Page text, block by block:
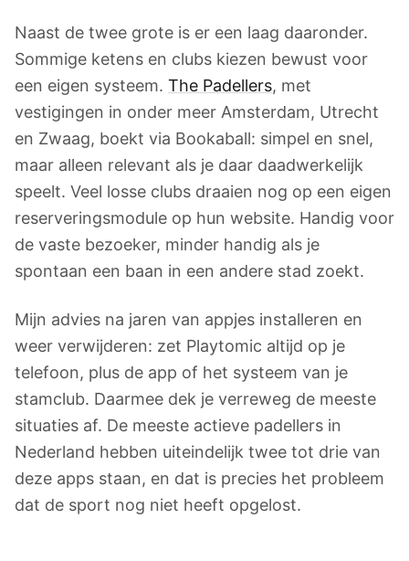
Naast de twee grote is er een laag daaronder.
Sommige ketens en clubs kiezen bewust voor
een eigen systeem. The Padellers, met
vestigingen in onder meer Amsterdam, Utrecht
en Zwaag, boekt via Bookaball: simpel en snel,
maar alleen relevant als je daar daadwerkelijk
speelt. Veel losse clubs draaien nog op een eigen
reserveringsmodule op hun website. Handig voor
de vaste bezoeker, minder handig als je
spontaan een baan in een andere stad zoekt.
Mijn advies na jaren van appjes installeren en
weer verwijderen: zet Playtomic altijd op je
telefoon, plus de app of het systeem van je
stamclub. Daarmee dek je verreweg de meeste
situaties af. De meeste actieve padellers in
Nederland hebben uiteindelijk twee tot drie van
deze apps staan, en dat is precies het probleem
dat de sport nog niet heeft opgelost.